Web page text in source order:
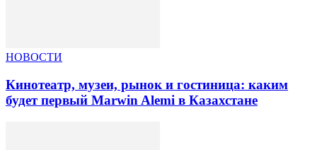
НОВОСТИ
Кинотеатр, музеи, рынок и гостиница: каким
будет первый Marwin Alemi в Казахстане